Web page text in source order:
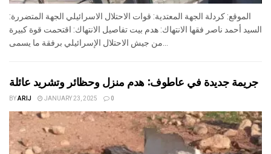
الموقع: كردلة الجهة المعتدية: قوات الاحتلال الاسرائيلي الجهة المتضررة:
السيد أحمد ناصر فقها الانتهاك: هدم بيت تفاصيل الانتهاك: اقتحمت قوة كبيرة
من جيش الاحتلال الإسرائيلي برفقة ما يسمى...
جريمة جديدة في عاطوف: هدم منزل وحظائر وتشريد عائلة
BYARIJ JANUARY 23, 2025 0